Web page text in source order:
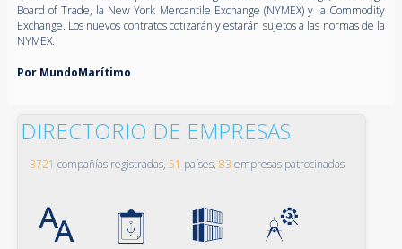
Board of Trade, la New York Mercantile Exchange (NYMEX) y la Commodity
Exchange. Los nuevos contratos cotizarán y estarán sujetos a las normas de la
NYMEX.
Por MundoMarítimo
DIRECTORIO DE EMPRESAS
3721 compañías registradas, 51 países, 83 empresas patrocinadas